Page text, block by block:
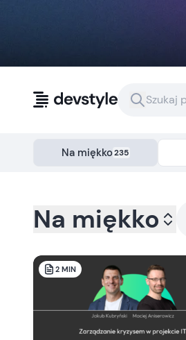
Na miękko235
Kategoria: na-miekko
Na miękko
2 MIN